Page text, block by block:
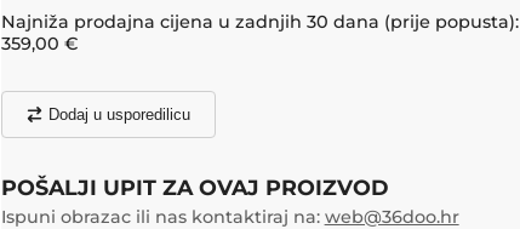
Najniža prodajna cijena u zadnjih 30 dana (prije popusta):
359,00 €
Dodaj u usporedilicu
POŠALJI UPIT ZA OVAJ PROIZVOD
Ispuni obrazac ili nas kontaktiraj na: web@36doo.hr